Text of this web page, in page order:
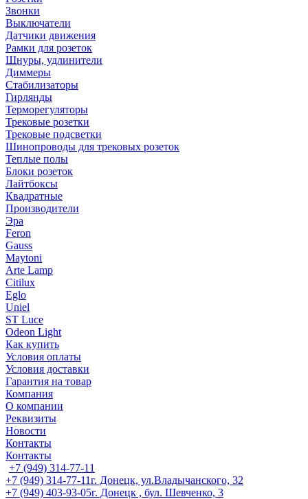
Звонки
Выключатели
Датчики движения
Рамки для розеток
Шнуры, удлинители
Диммеры
Стабилизаторы
Гирлянды
Терморегуляторы
Трековые розетки
Трековые подсветки
Шинопроводы для трековых розеток
Теплые полы
Блоки розеток
Лайтбоксы
Квадратные
Производители
Эра
Feron
Gauss
Maytoni
Arte Lamp
Citilux
Eglo
Uniel
ST Luce
Odeon Light
Как купить
Условия оплаты
Условия доставки
Гарантия на товар
Компания
О компании
Реквизиты
Новости
Контакты
Контакты
+7 (949) 314-77-11
+7 (949) 314-77-11г. Донецк, ул.Владычанского, 32
+7 (949) 403-93-05г. Донецк , бул. Шевченко, 3